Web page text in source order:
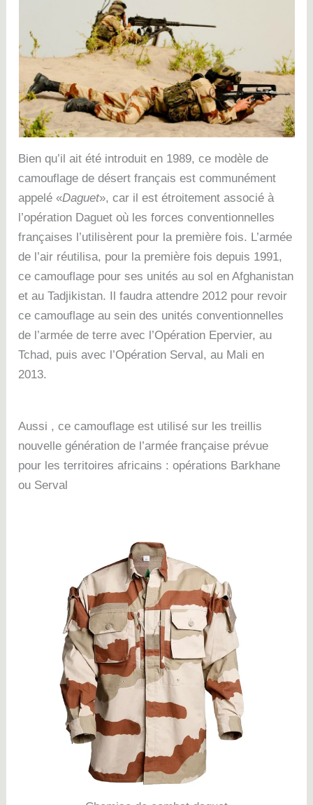
Bien qu’il ait été introduit en 1989, ce modèle de
camouflage de désert français est communément
appelé «Daguet», car il est étroitement associé à
l’opération Daguet où les forces conventionnelles
françaises l’utilisèrent pour la première fois. L’armée
de l’air réutilisa, pour la première fois depuis 1991,
ce camouflage pour ses unités au sol en Afghanistan
et au Tadjikistan. Il faudra attendre 2012 pour revoir
ce camouflage au sein des unités conventionnelles
de l’armée de terre avec l’Opération Epervier, au
Tchad, puis avec l’Opération Serval, au Mali en
2013.
Aussi , ce camouflage est utilisé sur les treillis
nouvelle génération de l’armée française prévue
pour les territoires africains : opérations Barkhane
ou Serval